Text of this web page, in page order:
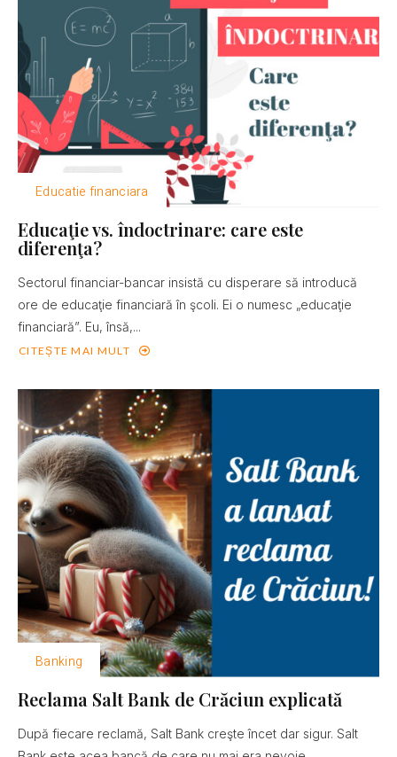
Educatie financiara
Educaţie vs. îndoctrinare: care este
diferenţa?
Sectorul financiar-bancar insistă cu disperare să introducă
ore de educaţie financiară în şcoli. Ei o numesc „educaţie
financiară”. Eu, însă,...
CITEȘTE MAI MULT
Banking
Reclama Salt Bank de Crăciun explicată
După fiecare reclamă, Salt Bank creşte încet dar sigur. Salt